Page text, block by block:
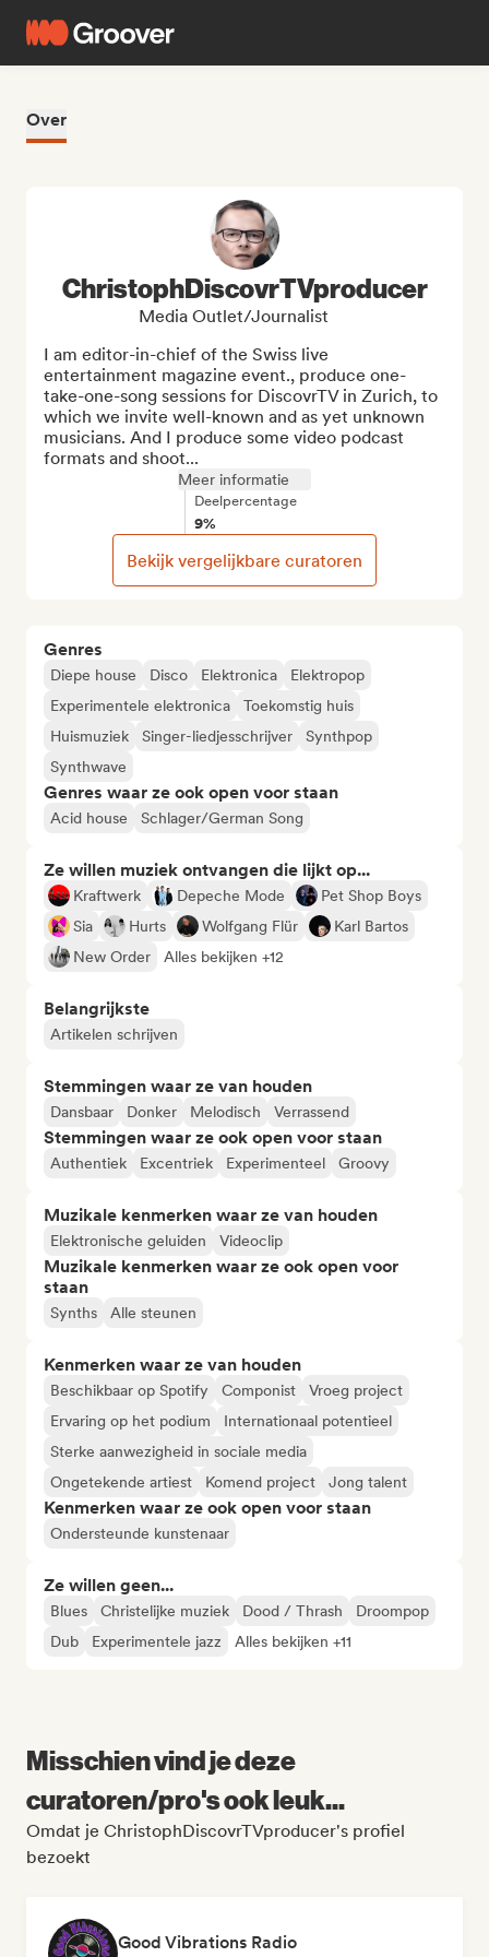
Over
Genres
Diepe house Disco Elektronica
Elektropop
Experimentele elektronica
Toekomstig huis
Huismuziek
Singer-liedjesschrijver
Synthpop
Synthwave
Genres waar ze ook open voor staan
Acid house Schlager/German Song
Ze willen muziek ontvangen die lijkt op...
Kraftwerk Depeche Mode
Pet Shop Boys
Sia
Hurts Wolfgang Flür
Karl Bartos
New Order
Alles bekijken +12
Belangrijkste
Artikelen schrijven
Stemmingen waar ze van houden
Dansbaar Donker Melodisch Verrassend
Stemmingen waar ze ook open voor staan
Authentiek Excentriek Experimenteel Groovy
Muzikale kenmerken waar ze van houden
Elektronische geluiden Videoclip
Muzikale kenmerken waar ze ook open voor
staan
Synths Alle steunen
Kenmerken waar ze van houden
Beschikbaar op Spotify Componist
Vroeg project
Ervaring op het podium
Internationaal potentieel
Sterke aanwezigheid in sociale media
Ongetekende artiest
Komend project Jong talent
Kenmerken waar ze ook open voor staan
Ondersteunde kunstenaar
Ze willen geen...
Blues Christelijke muziek Dood / Thrash
Droompop
Dub
Experimentele jazz Alles bekijken +11
ChristophDiscovrTVproducer
Media Outlet/Journalist
I am editor-in-chief of the Swiss live
entertainment magazine event., produce one-
take-one-song sessions for DiscovrTV in Zurich, to
which we invite well-known and as yet unknown
musicians. And I produce some video podcast
formats and shoot...
Meer informatie
Deelpercentage
9%
Bekijk vergelijkbare curatoren
Misschien vind je deze
curatoren/pro's ook leuk...
Omdat je ChristophDiscovrTVproducer's profiel
bezoekt
Good Vibrations Radio